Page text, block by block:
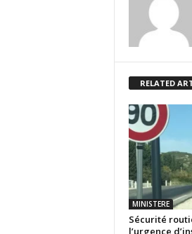
RELATED
MINISTERE
Sécurité
l’urgence